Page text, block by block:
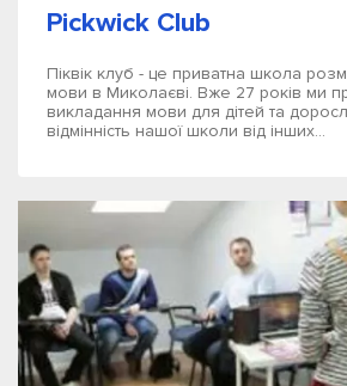
Pickwick Club
Піквік клуб - це приватна школа
мови в Миколаєві. Вже 27 років ми
викладання мови для дітей та
відмінність нашої школи від інших...